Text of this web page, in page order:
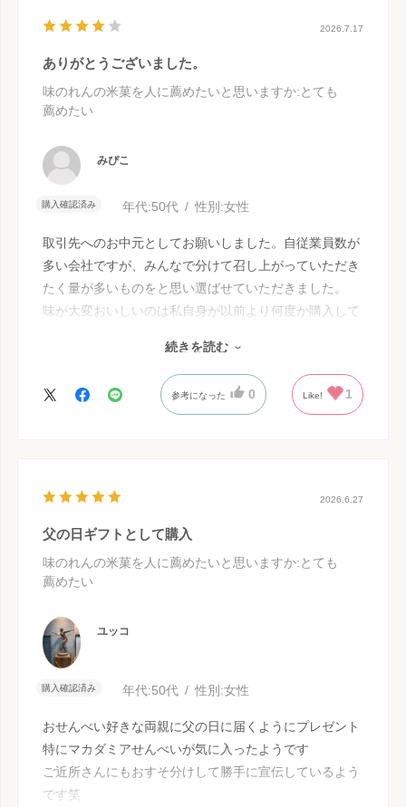
2026.7.17
ありがとうございました。
味のれんの米菓を人に薦めたいと思いますか:とても
薦めたい
みぴこ
購入確認済み 年代:50代 性別:女性
取引先へのお中元としてお願いしました。自従業員数が
多い会社ですが、みんなで分けて召し上がっていただき
たく量が多いものをと思い選ばせていただきました。
味が大変おいしいのは私自身が以前より何度か購入して
もなく評価が出来ないため★を１つマイナスにしまし
た。 また何かの折にはお願いしたいと思っているの
で、どうぞよろしくお願いいたします。
続きを読む
参考になった 0 Like! 1
2026.6.27
父の日ギフトとして購入
味のれんの米菓を人に薦めたいと思いますか:とても
薦めたい
ユッコ
購入確認済み 年代:50代 性別:女性
おせんべい好きな両親に父の日に届くようにプレゼント
特にマカダミアせんべいが気に入ったようです
ご近所さんにもおすそ分けして勝手に宣伝しているよう
です笑